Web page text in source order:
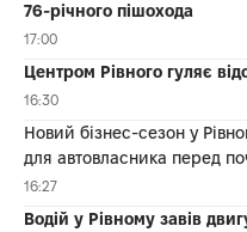
76-річного пішохода
17:00
Центром Рівного гуляє
16:30
Новий бізнес-сезон у
для автовласника перед
16:27
Водій у Рівному завів